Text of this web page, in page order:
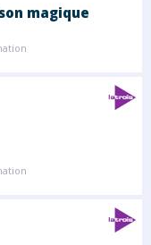
magique